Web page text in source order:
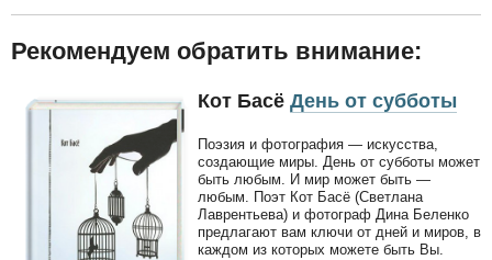
Рекомендуем обратить внимание:
Кот Басё День от субботы
Поэзия и фотография — искусства,
создающие миры. День от субботы может
быть любым. И мир может быть —
любым. Поэт Кот Басё (Светлана
Лаврентьева) и фотограф Дина Беленко
предлагают вам ключи от дней и миров, в
каждом из которых можете быть Вы.